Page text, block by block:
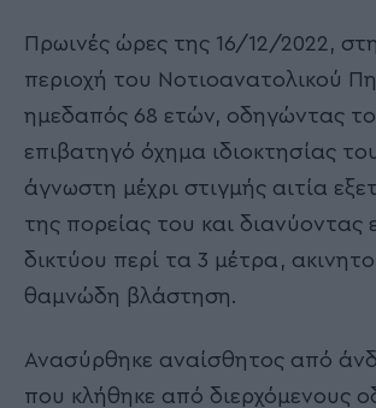
Πρωινές ώρες της 16/12/2022,
περιοχή του Νοτιοανατολικού
ημεδαπός 68 ετών, οδηγώντας το
επιβατηγό όχημα ιδιοκτησίας
άγνωστη μέχρι στιγμής αιτία
της πορείας του και διανύοντας
δικτύου περί τα 3 μέτρα,
θαμνώδη βλάστηση.
Ανασύρθηκε αναίσθητος από
που κλήθηκε από διερχόμενους